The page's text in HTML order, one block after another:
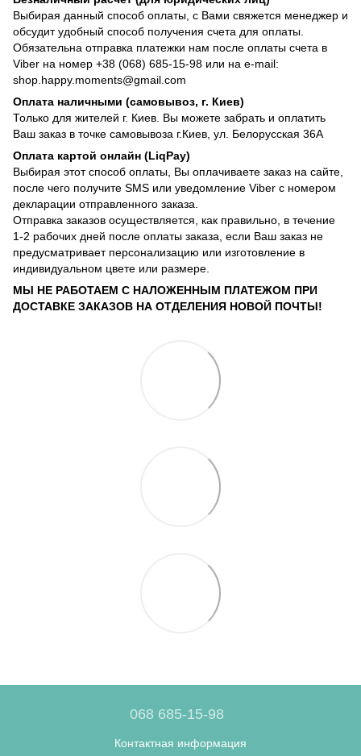
Выбирая данный способ оплаты, с Вами свяжется менеджер и
обсудит удобный способ получения счета для оплаты.
Обязательна отправка платежки нам после оплаты счета в
Viber на номер +38 (068) 685-15-98 или на e-mail:
shop.happy.moments@gmail.com
Оплата наличными (самовывоз, г. Киев)
Только для жителей г. Киев. Вы можете забрать и оплатить
Ваш заказ в точке самовывоза г.Киев, ул. Белорусская 36А
Оплата картой онлайн (LiqPay)
Выбирая этот способ оплаты, Вы оплачиваете заказ на сайте,
после чего получите SMS или уведомление Viber с номером
декларации отправленного заказа.
Отправка заказов осуществляется, как правильно, в течение
1-2 рабочих дней после оплаты заказа, если Ваш заказ не
предусматривает персонализацию или изготовление в
индивидуальном цвете или размере.
МЫ НЕ РАБОТАЕМ С НАЛОЖЕННЫМ ПЛАТЕЖОМ ПРИ
ДОСТАВКЕ ЗАКАЗОВ НА ОТДЕЛЕНИЯ НОВОЙ ПОЧТЫ!
068 685-15-98
Контактная информация